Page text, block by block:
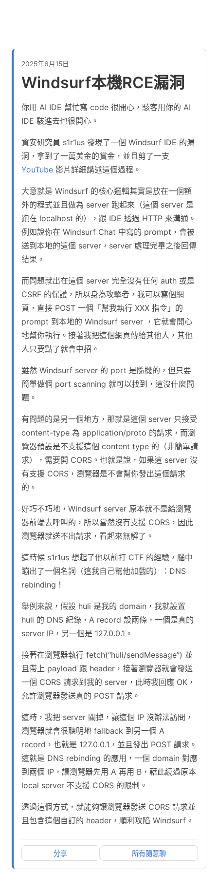
2025年6月15日
Windsurf本機RCE漏洞
你用 AI IDE 幫忙寫 code 很開心，駭客用你的 AI
IDE 駭進去也很開心。
資安研究員 s1r1us 發現了一個 Windsurf IDE 的漏
洞，拿到了一萬美金的賞金，並且剪了一支
YouTube 影片詳細講述這個過程。
大意就是 Windsurf 的核心邏輯其實是放在一個額
外的程式並且做為 server 跑起來（這個 server 是
跑在 localhost 的），跟 IDE 透過 HTTP 來溝通。
例如說你在 Windsurf Chat 中寫的 prompt，會被
送到本地的這個 server，server 處理完畢之後回傳
結果。
而問題就出在這個 server 完全沒有任何 auth 或是
CSRF 的保護，所以身為攻擊者，我可以寫個網
頁，直接 POST 一個「幫我執行 XXX 指令」的
prompt 到本地的 Windsurf server ，它就會開心
地幫你執行。接著我把這個網頁傳給其他人，其他
人只要點了就會中招。
雖然 Windsurf server 的 port 是隨機的，但只要
簡單做個 port scanning 就可以找到，這沒什麼問
題。
有問題的是另一個地方，那就是這個 server 只接受
content-type 為 application/proto 的請求，而瀏
覽器預設是不支援這個 content type 的（非簡單請
求），需要開 CORS。也就是說，如果這 server 沒
有支援 CORS，瀏覽器是不會幫你發出這個請求
的。
好巧不巧地，Windsurf server 原本就不是給瀏覽
器前端去呼叫的，所以當然沒有支援 CORS，因此
瀏覽器就送不出請求，看起來無解了。
這時候 s1r1us 想起了他以前打 CTF 的經驗，腦中
蹦出了一個名詞（這我自己幫他加戲的）：DNS
rebinding！
舉例來說，假設 huli 是我的 domain，我就設置
huli 的 DNS 紀錄，A record 設兩條，一個是真的
server IP，另一個是 127.0.0.1。
接著在瀏覽器執行 fetch(“huli/sendMessage”) 並
且帶上 payload 跟 header，接著瀏覽器就會發送
一個 CORS 請求到我的 server，此時我回應 OK，
允許瀏覽器發送真的 POST 請求。
這時，我把 server 關掉，讓這個 IP 沒辦法訪問，
瀏覽器就會很聰明地 fallback 到另一個 A
record，也就是 127.0.0.1，並且發出 POST 請求。
這就是 DNS rebinding 的應用，一個 domain 對應
到兩個 IP，讓瀏覽器先用 A 再用 B，藉此繞過原本
local server 不支援 CORS 的限制。
透過這個方式，就能夠讓瀏覽器發送 CORS 請求並
且包含這個自訂的 header，順利攻陷 Windsurf。
分享 所有隨意聊